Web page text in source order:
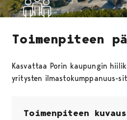
Toimenpiteen
Kasvattaa Porin kaupungin
yritysten ilmastokumppanuus-
Toimenpiteen kuvaus